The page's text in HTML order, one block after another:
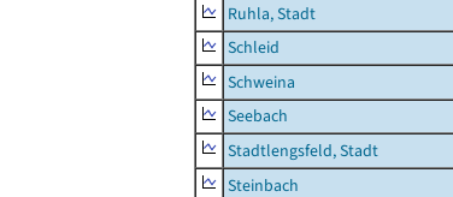
Ruhla, Stadt
Schleid
Schweina
Seebach
Stadtlengsfeld, Stadt
Steinbach